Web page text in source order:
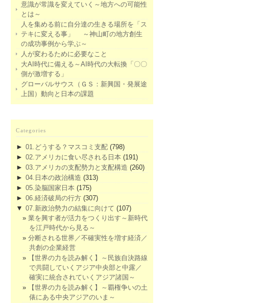
意識が常識を変えていく～地方への可能性
とは～
人を集める前に自分達の生きる場所を「ス
テキに変える事」 ～神山町の地方創生
の成功事例から学ぶ～
人が変わるために必要なこと
大AI時代に備える～AI時代の大転換「〇〇
側が激増する」
グローバルサウス（ＧＳ：新興国・発展途
上国）動向と日本の課題
Categories
► 01.どうする？マスコミ支配 (798)
► 02.アメリカに食い尽される日本 (191)
► 03.アメリカの支配勢力と支配構造 (260)
► 04.日本の政治構造 (313)
► 05.染脳国家日本 (175)
► 06.経済破局の行方 (307)
▼ 07.新政治勢力の結集に向けて (107)
業を興す者が活力をつくり出す～新時代
を江戸時代から見る～
分断される世界／不確実性を増す経済／
共創の企業経営
【世界の力を読み解く】～民族自決路線
で共闘していくアジア中央部と中露／
確実に統合されていくアジア諸国～
【世界の力を読み解く】～覇権争いの土
俵にある中央アジアのいま～